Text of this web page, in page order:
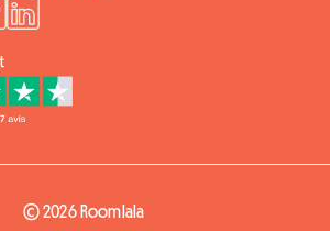
© 2026 Roomlala